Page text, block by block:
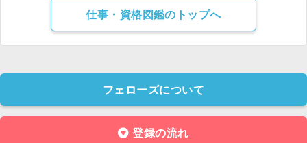
仕事・資格図鑑のトップへ
フェローズについて
登録の流れ